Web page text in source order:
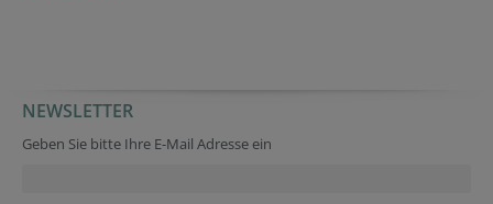
NEWSLETTER
Geben Sie bitte Ihre E-Mail Adresse ein